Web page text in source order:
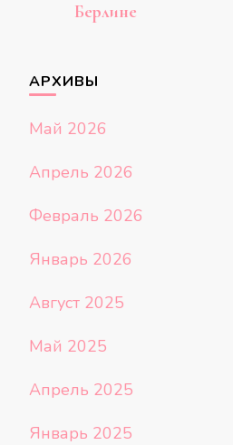
Берлине
АРХИВЫ
Май 2026
Апрель 2026
Февраль 2026
Январь 2026
Август 2025
Май 2025
Апрель 2025
Январь 2025